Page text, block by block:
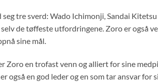
tre sverd: Wado Ichimonji, Sandai
de tøffeste utfordringene. Zoro er også
sine mål.
Zoro en trofast venn og alliert for sine
også en god leder og en som tar ansvar